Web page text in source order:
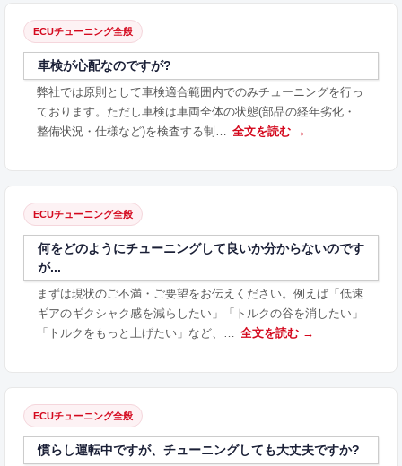
ECUチューニング全般
車検が心配なのですが?
弊社では原則として車検適合範囲内でのみチューニングを行っ
ております。ただし車検は車両全体の状態(部品の経年劣化・
整備状況・仕様など)を検査する制… 全文を読む →
ECUチューニング全般
何をどのようにチューニングして良いか分からないのです
が...
まずは現状のご不満・ご要望をお伝えください。例えば「低速
ギアのギクシャク感を減らしたい」「トルクの谷を消したい」
「トルクをもっと上げたい」など、… 全文を読む →
ECUチューニング全般
慣らし運転中ですが、チューニングしても大丈夫ですか?